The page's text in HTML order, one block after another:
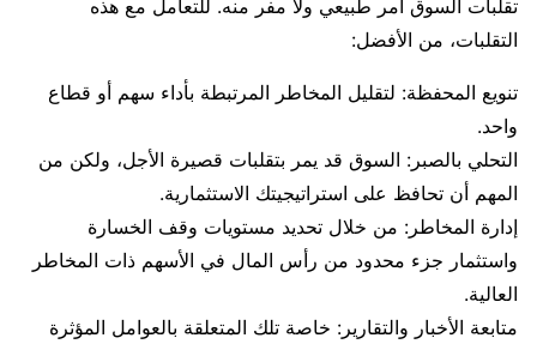
تقلبات السوق أمر طبيعي ولا مفر منه. للتعامل مع هذه
التقلبات، من الأفضل:
تنويع المحفظة: لتقليل المخاطر المرتبطة بأداء سهم أو قطاع
واحد.
التحلي بالصبر: السوق قد يمر بتقلبات قصيرة الأجل، ولكن من
المهم أن تحافظ على استراتيجيتك الاستثمارية.
إدارة المخاطر: من خلال تحديد مستويات وقف الخسارة
واستثمار جزء محدود من رأس المال في الأسهم ذات المخاطر
العالية.
متابعة الأخبار والتقارير: خاصة تلك المتعلقة بالعوامل المؤثرة